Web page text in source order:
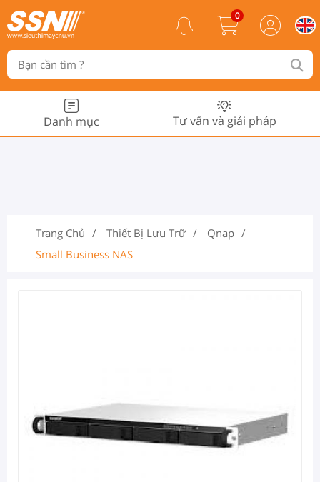
0
Danh mục Tư vấn và giải pháp
Trang Chủ Thiết Bị Lưu Trữ
Qnap
Small Business NAS